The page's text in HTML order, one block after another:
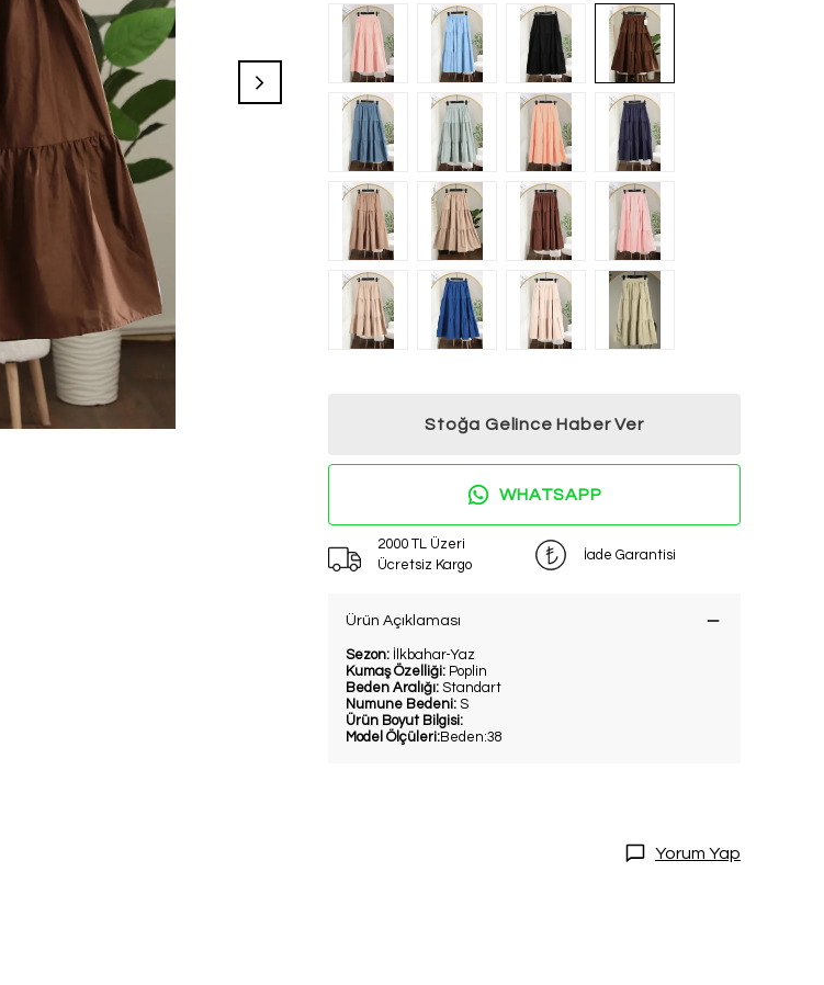
Stoğa Gelince Haber Ver
WHATSAPP
2000 TL Üzeri
Ücretsiz Kargo
İade Garantisi
Ürün Açıklaması
Sezon: İlkbahar-Yaz
Kumaş Özelliği: Poplin
Beden Aralığı: Standart
Numune Bedeni: S
Ürün Boyut Bilgisi:
Model Ölçüleri:Beden:38
Yorum Yap
%20 İNDİRİM